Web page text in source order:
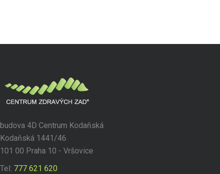
budova 4D Centrum Kodaňská
Kodaňská 1441/46
101 00 Praha 10 - Vršovice
Tel: 777 621 620